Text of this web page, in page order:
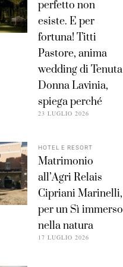
perfetto non
esiste. E per
fortuna! Titti
Pastore, anima
wedding di Tenuta
Donna Lavinia,
spiega perché
23 LUGLIO 2026
HOTEL E RESORT
Matrimonio
all’Agri Relais
Cipriani Marinelli,
per un Sì immerso
nella natura
17 LUGLIO 2026